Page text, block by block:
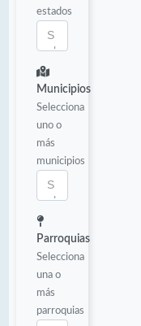
estados
Municipios
Selecciona
uno o
más
municipios
Parroquias
Selecciona
una o
más
parroquias